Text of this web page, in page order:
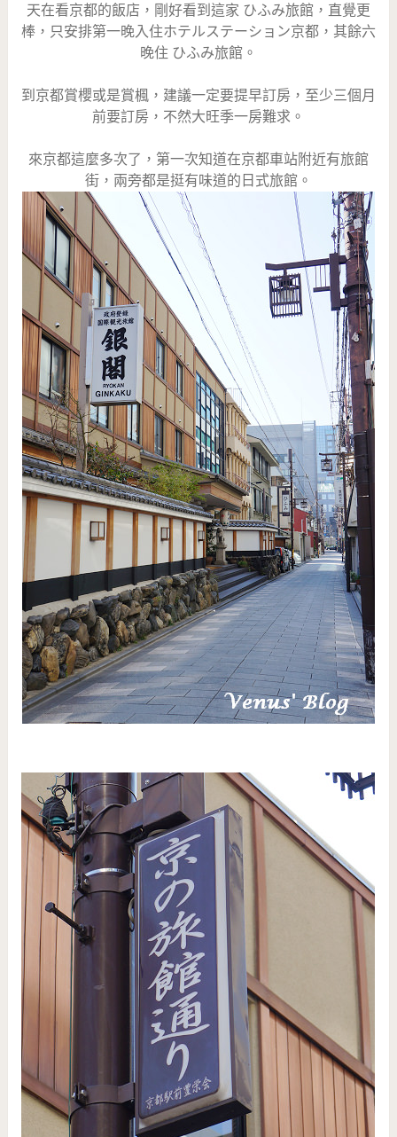
天在看京都的飯店，剛好看到這家 ひふみ旅館，直覺更
棒，只安排第一晚入住ホテルステーション京都，其餘六
晚住 ひふみ旅館。
到京都賞櫻或是賞楓，建議一定要提早訂房，至少三個月
前要訂房，不然大旺季一房難求。
來京都這麼多次了，第一次知道在京都車站附近有旅館
街，兩旁都是挺有味道的日式旅館。